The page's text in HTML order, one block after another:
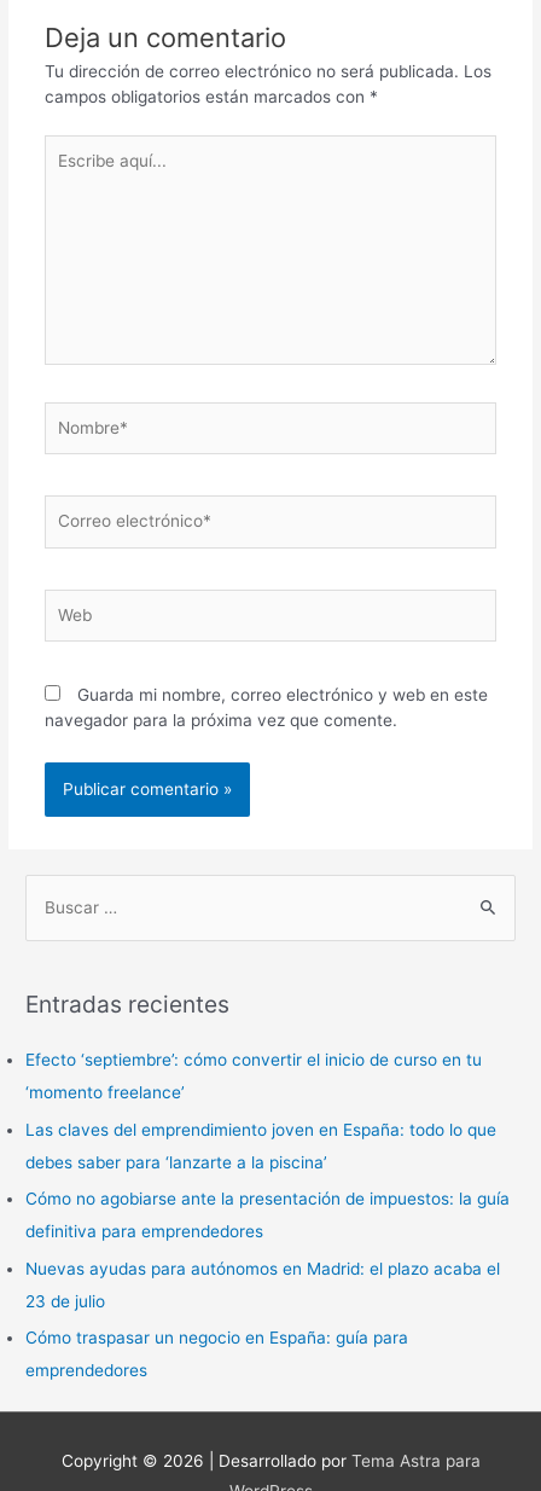
Deja un comentario
Tu dirección de correo electrónico no será publicada. Los
campos obligatorios están marcados con *
aquí...
electrónico*
Guarda mi nombre, correo electrónico y web en este
navegador para la próxima vez que comente.
u
c
o
r
:
Entradas recientes
Efecto ‘septiembre’: cómo convertir el inicio de curso en tu
‘momento freelance’
Las claves del emprendimiento joven en España: todo lo que
debes saber para ‘lanzarte a la piscina’
Cómo no agobiarse ante la presentación de impuestos: la guía
definitiva para emprendedores
Nuevas ayudas para autónomos en Madrid: el plazo acaba el
23 de julio
Cómo traspasar un negocio en España: guía para
emprendedores
Copyright © 2026 | Desarrollado por Tema Astra para